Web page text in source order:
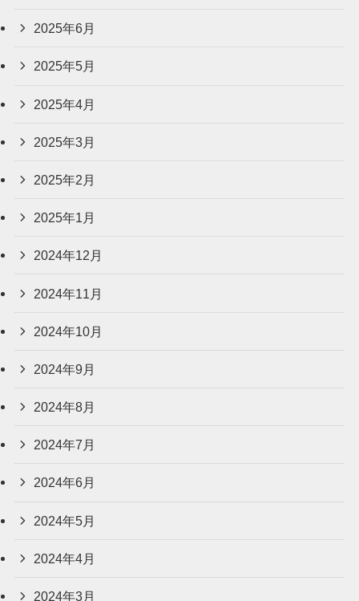
2025年6月
2025年5月
2025年4月
2025年3月
2025年2月
2025年1月
2024年12月
2024年11月
2024年10月
2024年9月
2024年8月
2024年7月
2024年6月
2024年5月
2024年4月
2024年3月